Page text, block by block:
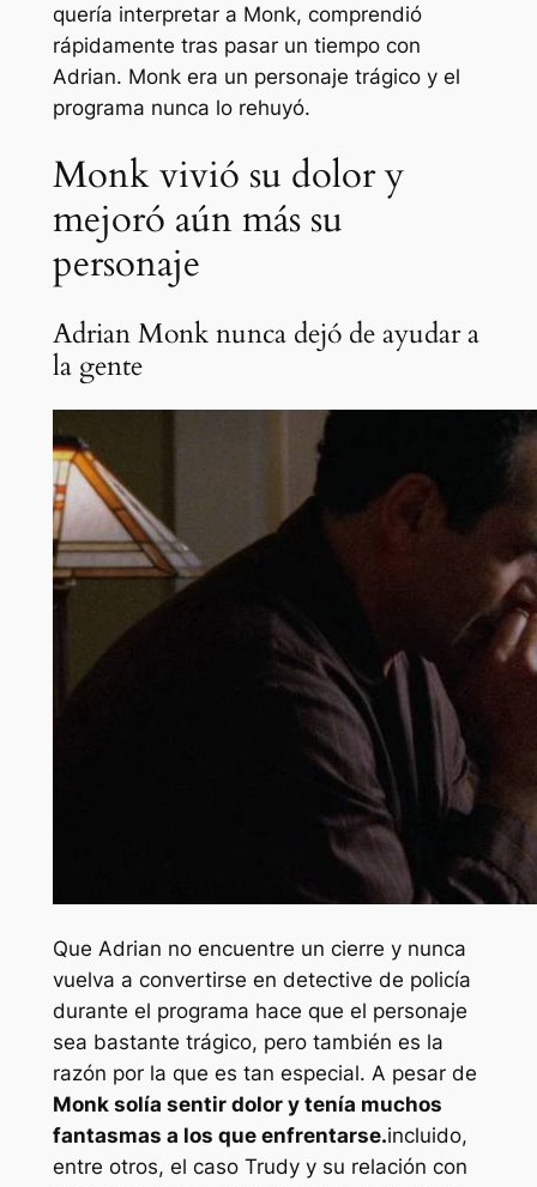
quería interpretar a Monk, comprendió
rápidamente tras pasar un tiempo con
Adrian. Monk era un personaje trágico y el
programa nunca lo rehuyó.
Monk vivió su dolor y
mejoró aún más su
personaje
Adrian Monk nunca dejó de ayudar a
la gente
Que Adrian no encuentre un cierre y nunca
vuelva a convertirse en detective de policía
durante el programa hace que el personaje
sea bastante trágico, pero también es la
razón por la que es tan especial. A pesar de
Monk solía sentir dolor y tenía muchos
fantasmas a los que enfrentarse.incluido,
entre otros, el caso Trudy y su relación con